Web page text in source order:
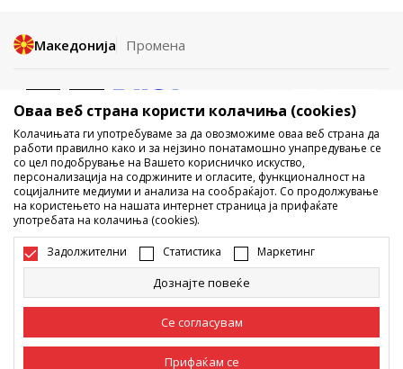
Македонија Промена
Не е дозволено превземање или користење на содржината од
интернет страните на Sport Vision, делумно или целосно a се
однесува на логоа, трговски марки, комерцијални содржини, ниту
истите да се отстапуваат на трети лица, јавно да се објавуваат или да
се користат за било какви цели, без писмена согласност од БДС.МК
ДООЕЛ.
Настојуваме да бидеме што попрецизни во описот на производот,
фотографијата и самата цена, но не можеме да гарантираме дака
сите информации се комплетни и без грешка. Сите прикажани
дека мораат да се достапни во секој момент. Достапноста на
производите може да ја проверите и на телефонскиот број 02 3055
222.
Оваа веб страна користи колачиња (cookies)
Колачињата ги употребуваме за да овозможиме оваа веб страна да
работи правилно како и за нејзино понатамошно унапредување се
со цел подобрување на Вашето корисничко искуство,
персонализација на содржините и огласите, функционалност на
социјалните медиуми и анализа на сообраќајот. Со продолжување
на користењето на нашата интернет страница ја прифаќате
употребата на колачиња (cookies).
Задолжителни Статистика Маркетинг
Дознајте повеќе
Се согласувам
Прифаќам се